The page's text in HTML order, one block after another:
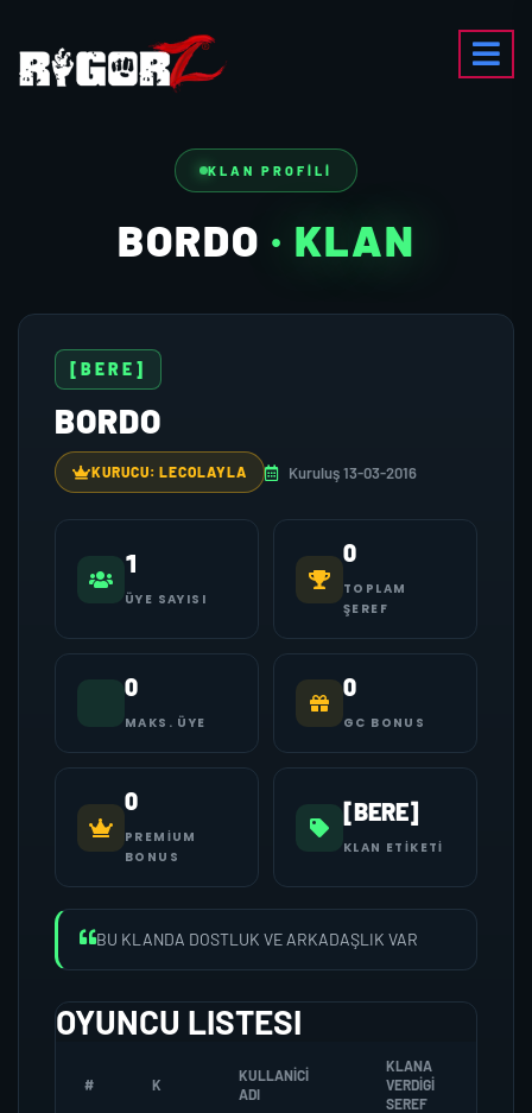
KLAN PROFILI
BORDO · KLAN
[BERE]
BORDO
KURUCU: LECOLAYLA Kuruluş 13-03-2016
1
ÜYE SAYISI
0
TOPLAM
ŞEREF
0
MAKS. ÜYE
0
GC BONUS
0
PREMIUM
BONUS
[BERE]
KLAN ETIKETI
BU KLANDA DOSTLUK VE ARKADAŞLIK VAR
OYUNCU LISTESI
# K
KULLANICI
ADI
KLANA
VERDIGI
SEREF